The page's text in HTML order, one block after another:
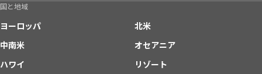
国と地域
ヨーロッパ
北米
中南米
オセアニア
ハワイ
リゾート